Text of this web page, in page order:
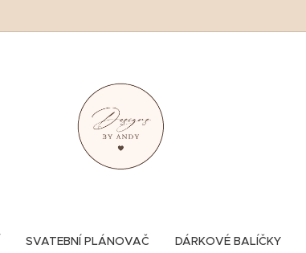
SVATEBNÍ PLÁNOVAČ DÁRKOVÉ BALÍČKY